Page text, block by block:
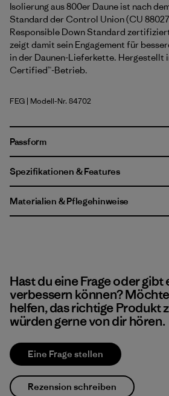
Isolierung aus 800er Daune ist nach
Standard der Control Union (CU
Responsible Down Standard
zeigt damit sein Engagement für
in der Daunen-Lieferkette. Hergestellt
Certified™-Betrieb.
Forge Grey w/Forge Grey
FEG | Modell-Nr. 84702
Passform
Spezifikationen & Features
Materialien & Pflegehinweise
Hast du eine Frage oder gibt
verbessern können?
helfen, das richtige Produkt
würden gerne von dir hören.
Eine Frage stellen
Rezension schreiben